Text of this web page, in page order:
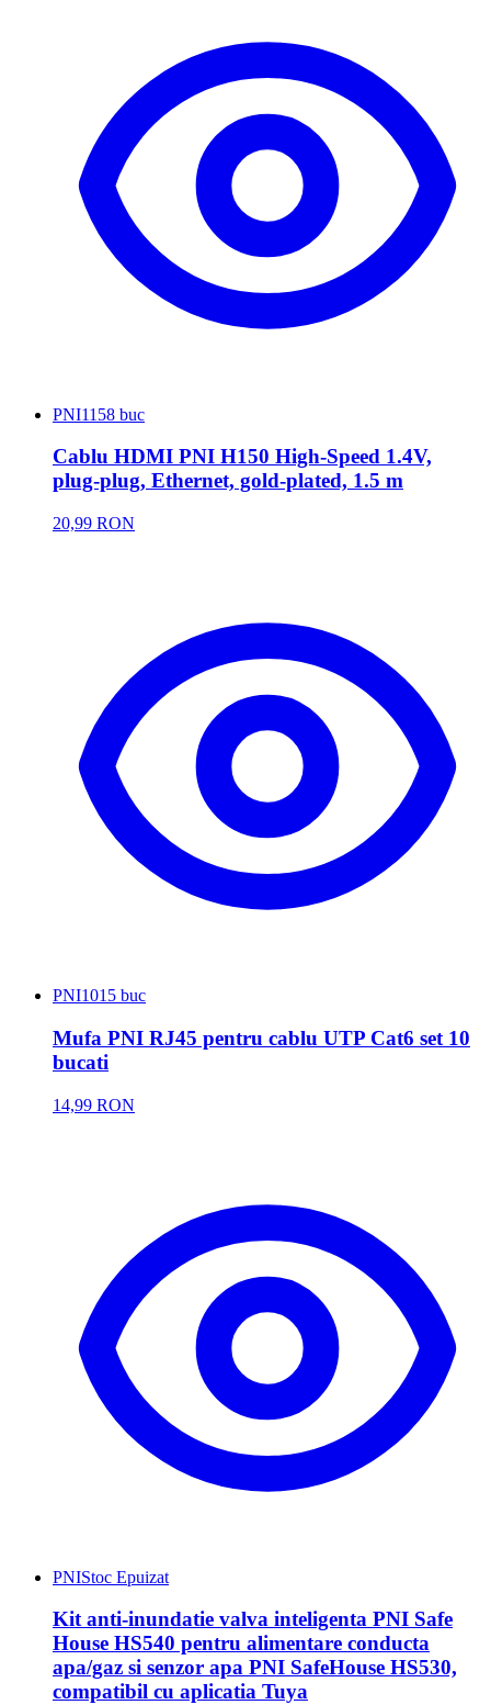
PNI1158 buc
Cablu HDMI PNI H150 High-Speed 1.4V,
plug-plug, Ethernet, gold-plated, 1.5 m
20,99 RON
PNI1015 buc
Mufa PNI RJ45 pentru cablu UTP Cat6 set 10
bucati
14,99 RON
PNIStoc Epuizat
Kit anti-inundatie valva inteligenta PNI Safe
House HS540 pentru alimentare conducta
apa/gaz si senzor apa PNI SafeHouse HS530,
compatibil cu aplicatia Tuya